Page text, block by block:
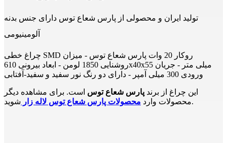
تولید ایران و محصولی از پارس شعاع توس دارای جنس بدنه
آلومینیومی
چراغ خطی SMD روکار 20 وات پارس شعاع توس - میزان
روشنایی 1850 لومن - ابعاد بیرونی 610x40x55 میلی متر - جریان
ورودی 300 میلی آمپر - دارای دو رنگ نور سفید و سفید-آفتابی
این چراغ از برند پارس شعاع توس است. برای مشاهده دیگر
محصولات وارد محصولات پارس شعاع توس لاله زار شوید.